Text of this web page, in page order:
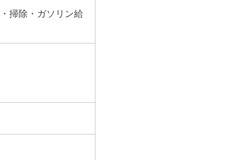
掃除・ガソリン給